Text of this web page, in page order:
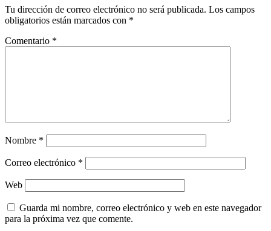
Tu dirección de correo electrónico no será publicada. Los campos
obligatorios están marcados con *
Comentario *
Nombre *
Correo electrónico *
Web
Guarda mi nombre, correo electrónico y web en este navegador
para la próxima vez que comente.